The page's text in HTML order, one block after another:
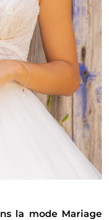
la mode Mariage